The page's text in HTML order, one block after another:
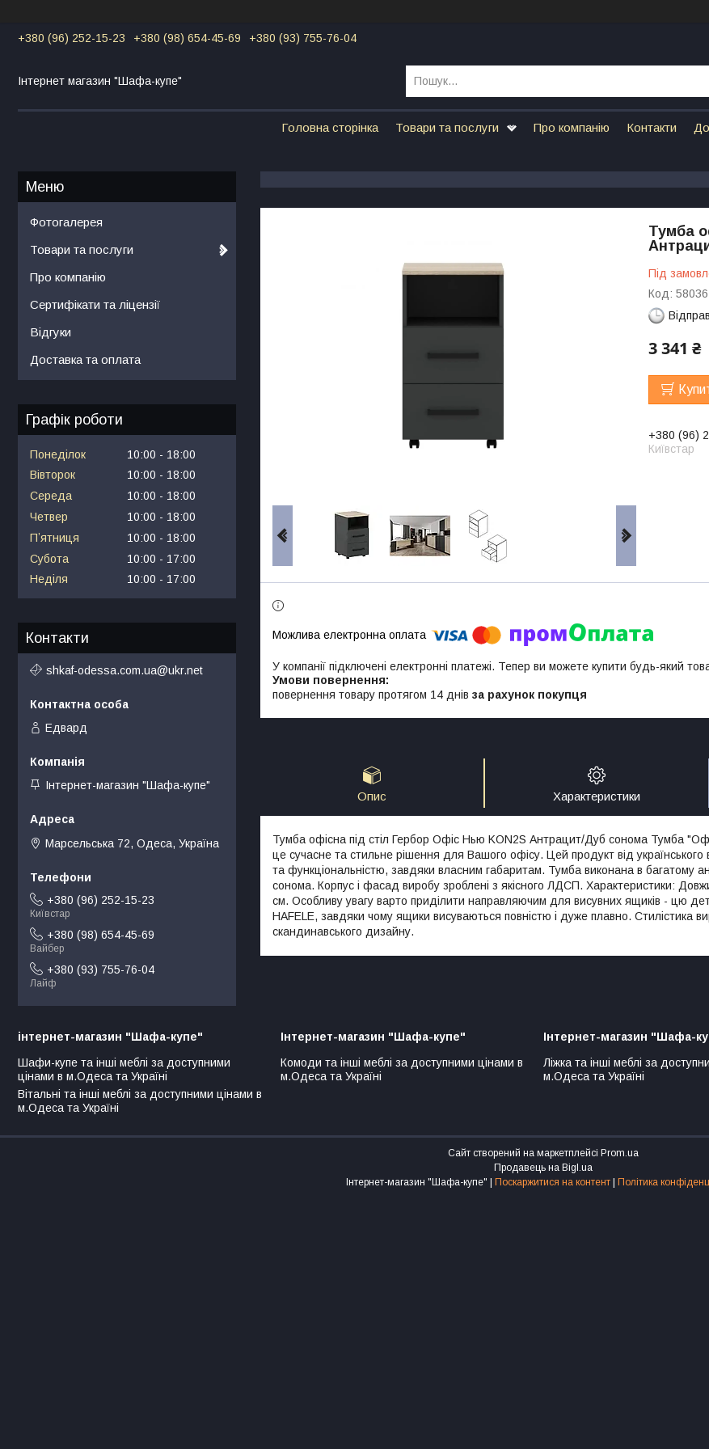
+380 (96) 252-15-23 +380 (98) 654-45-69 +380 (93) 755-76-04
Інтернет магазин "Шафа-купе"
Головна сторінка Товари та послуги Про компанію Контакти
Тумба
Під
Код: 58036
3 341 ₴
+380 (96)
Київстар
У компанії підключені електронні платежі. Тепер ви можете купити будь-який
повернення товару протягом 14 днів за рахунок покупця
Опис Характеристики
Тумба офісна під стіл Гербор Офіс Нью KON2S Антрацит/Дуб сонома Тумба
це сучасне та стильне рішення для Вашого офісу. Цей продукт від українського
та функціональністю, завдяки власним габаритам. Тумба виконана в багатому
сонома. Корпус і фасад виробу зроблені з якісного ЛДСП. Характеристики:
см. Особливу увагу варто приділити направляючим для висувних ящиків - цю
HAFELE, завдяки чому ящики висуваються повністю і дуже плавно. Стилістика
скандинавського дизайну.
Фотогалерея
Товари та послуги
Про компанію
Сертифікати та ліцензії
Відгуки
Доставка та оплата
Графік роботи
Понеділок 10:00
18:00
Вівторок
10:00
18:00
Середа
10:00
18:00
Четвер
10:00
18:00
Пʼятниця
10:00
18:00
Субота
10:00
17:00
Неділя
10:00 17:00
Контакти
shkaf-odessa.com.ua@ukr.net
Едвард
Інтернет-магазин "Шафа-купе"
Марсельська 72, Одеса, Україна
+380 (96) 252-15-23
Київстар
+380 (98) 654-45-69
Вайбер
+380 (93) 755-76-04
Лайф
інтернет-магазин "Шафа-купе"
Шафи-купе та інші меблі за доступними
цінами в м.Одеса та Україні
Вітальні та інші меблі за доступними цінами в
м.Одеса та Україні
Інтернет-магазин "Шафа-купе"
Комоди та інші меблі за доступними цінами в
м.Одеса та Україні
Інтернет-магазин "Шафа-
Ліжка та інші меблі за
м.Одеса та Україні
Сайт створений на маркетплейсі Prom.ua
Продавець на Bigl.ua
Інтернет-магазин "Шафа-купе" | Поскаржитися на контент | Політика